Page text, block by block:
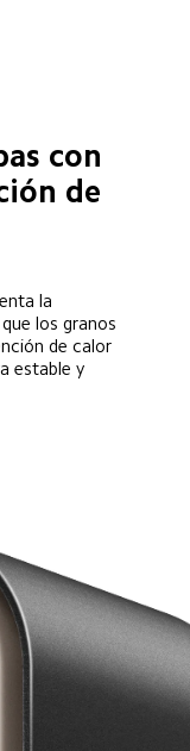
con
de
la
los granos
de calor
estable y